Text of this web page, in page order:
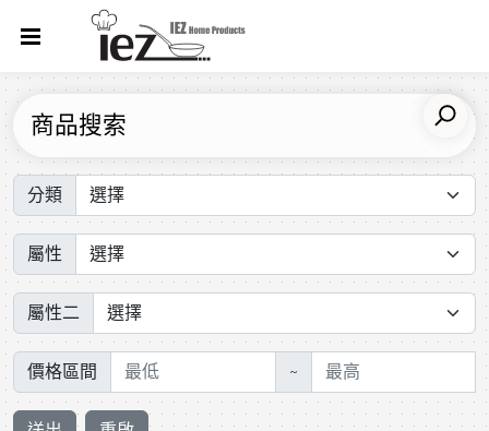
商品搜索
分類
屬性
屬性二
價格區間 ~